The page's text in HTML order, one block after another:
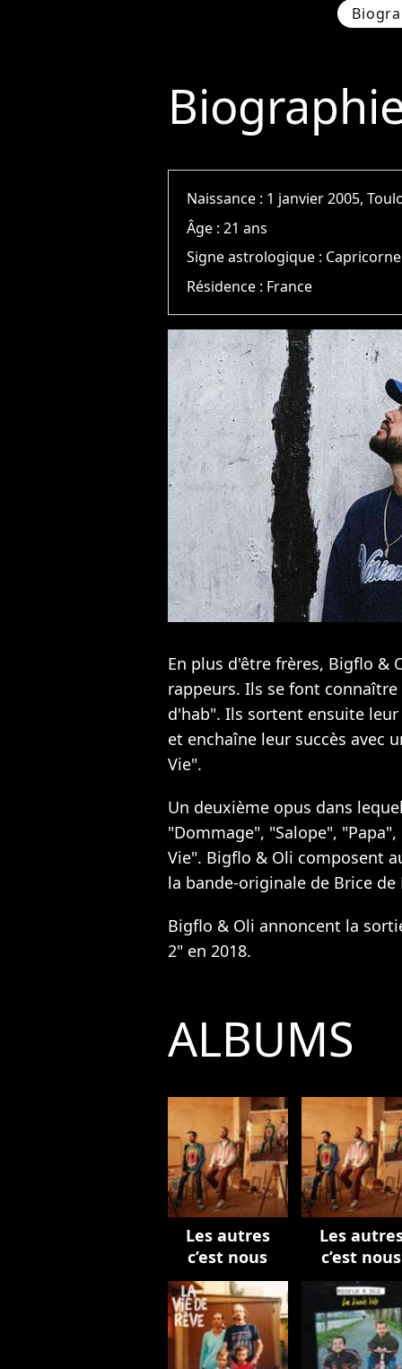
Naissance : 1 janvier 2005,
Âge :21 ans
Signe astrologique : Capricorne
Résidence : France
En plus d'être frères, Bigflo &
rappeurs. Ils se font
d'hab". Ils sortent ensuite
et enchaîne leur succès avec
Vie".
Un deuxième opus dans
"Dommage", "Salope",
Vie". Bigflo & Oli composent
la bande-originale de Brice de
Bigflo & Oli annoncent la
2" en 2018.
ALBUMS
Les autres
c’est nous
Les
c’est nous